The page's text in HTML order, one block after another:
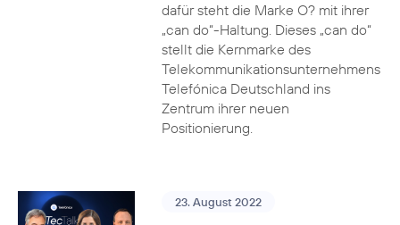
dafür steht die Marke O? mit ihrer
„can do“-Haltung. Dieses „can do“
stellt die Kernmarke des
Telekommunikationsunternehmens
Telefónica Deutschland ins
Zentrum ihrer neuen
Positionierung.
23. August 2022